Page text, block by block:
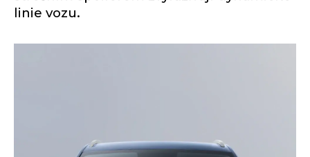
linie vozu.